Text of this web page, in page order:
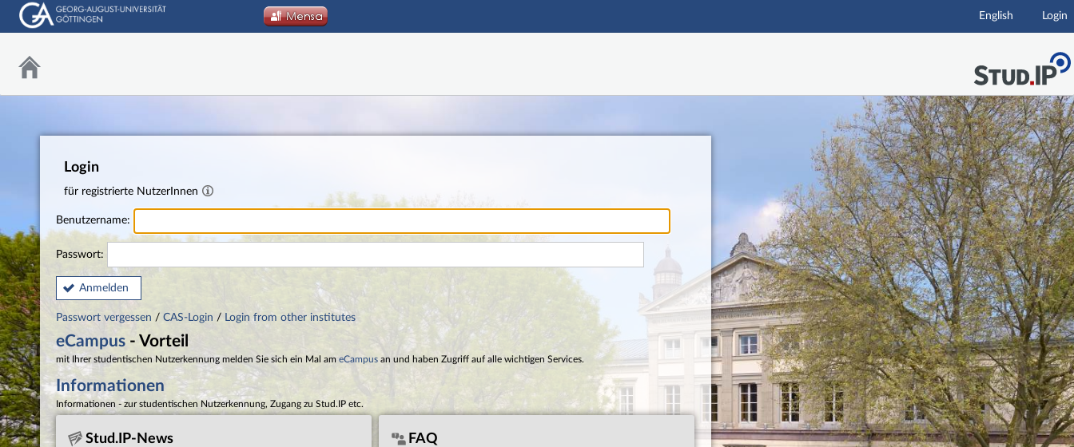
Hauptnavigation
English Login
Login
für registrierte NutzerInnen
Benutzername:
Passwort:
Anmelden
Passwort vergessen / CAS-Login / Login from other institutes
eCampus - Vorteil
mit Ihrer studentischen Nutzerkennung melden Sie sich ein Mal am eCampus an und haben Zugriff auf alle wichtigen Services.
Informationen
Informationen - zur studentischen Nutzerkennung, Zugang zu Stud.IP etc.
Stud.IP-News FAQ